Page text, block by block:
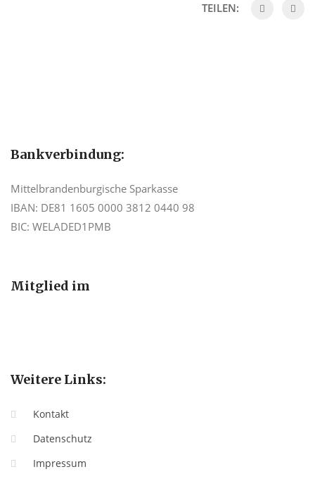
TEILEN:
Bankverbindung:
Mittelbrandenburgische Sparkasse
IBAN: DE81 1605 0000 3812 0440 98
BIC: WELADED1PMB
Mitglied im
Weitere Links:
Kontakt
Datenschutz
Impressum